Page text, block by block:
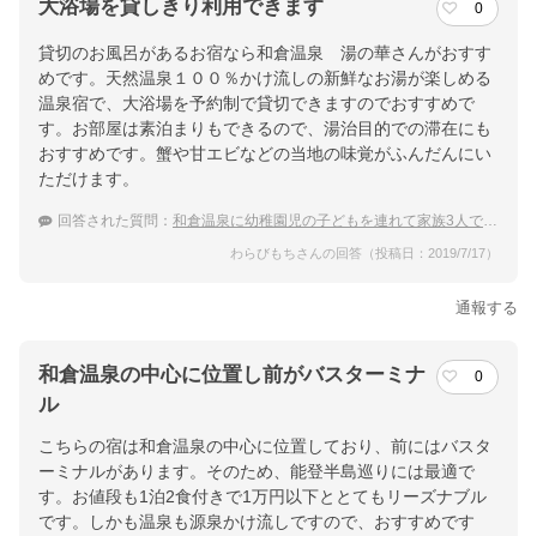
大浴場を貸しきり利用できます 0
貸切のお風呂があるお宿なら和倉温泉 湯の華さんがおすす
めです。天然温泉１００％かけ流しの新鮮なお湯が楽しめる
温泉宿で、大浴場を予約制で貸切できますのでおすすめで
す。お部屋は素泊まりもできるので、湯治目的での滞在にも
おすすめです。蟹や甘エビなどの当地の味覚がふんだんにい
ただけます。
回答された質問： 和倉温泉に幼稚園児の子どもを連れて家族3人で行きます。家族風呂があるおすすめの温泉宿を教えてください。
わらびもちさんの回答（投稿日：2019/7/17）
通報する
和倉温泉の中心に位置し前がバスターミナ
ル
0
こちらの宿は和倉温泉の中心に位置しており、前にはバスタ
ーミナルがあります。そのため、能登半島巡りには最適で
す。お値段も1泊2食付きで1万円以下ととてもリーズナブル
です。しかも温泉も源泉かけ流しですので、おすすめです